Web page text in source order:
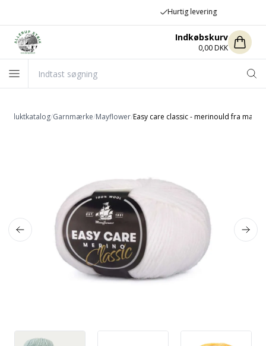
Hurtig levering
Indkøbskurv
0,00 DKK
/Garnmærke/Mayflower/Easy care classic - merinould fra